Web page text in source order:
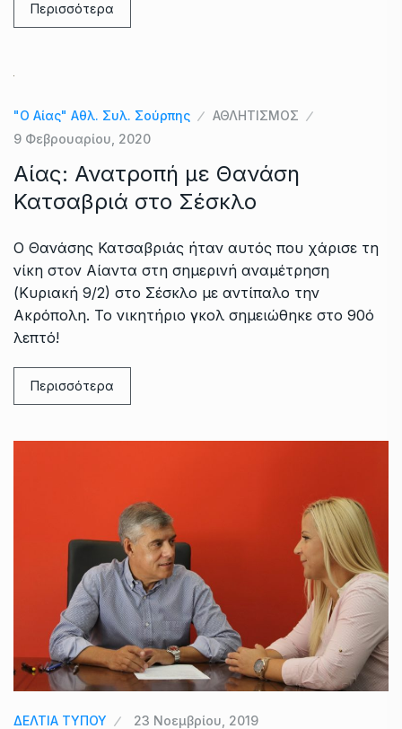
Περισσότερα
"Ο Αίας" Αθλ. Συλ. Σούρπης
ΑΘΛΗΤΙΣΜΟΣ
9 Φεβρουαρίου, 2020
Αίας: Ανατροπή με Θανάση
Κατσαβριά στο Σέσκλο
Ο Θανάσης Κατσαβριάς ήταν αυτός που χάρισε τη
νίκη στον Αίαντα στη σημερινή αναμέτρηση
(Κυριακή 9/2) στο Σέσκλο με αντίπαλο την
Ακρόπολη. Το νικητήριο γκολ σημειώθηκε στο 90ό
λεπτό!
Περισσότερα
ΔΕΛΤΙΑ ΤΥΠΟΥ 23 Νοεμβρίου, 2019